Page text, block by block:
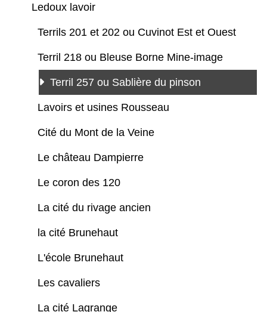
Ledoux lavoir
Terrils 201 et 202 ou Cuvinot Est et Ouest
Terril 218 ou Bleuse Borne Mine-image
Terril 257 ou Sablière du pinson
Lavoirs et usines Rousseau
Cité du Mont de la Veine
Le château Dampierre
Le coron des 120
La cité du rivage ancien
la cité Brunehaut
L'école Brunehaut
Les cavaliers
La cité Lagrange